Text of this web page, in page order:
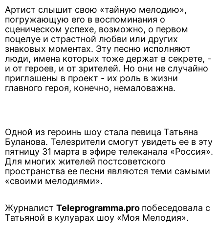
Артист слышит свою «тайную мелодию»,
погружающую его в воспоминания о
сценическом успехе, возможно, о первом
поцелуе и страстной любви или других
знаковых моментах. Эту песню исполняют
люди, имена которых тоже держат в секрете, -
и от героев, и от зрителей. Но они не случайно
приглашены в проект - их роль в жизни
главного героя, конечно, немаловажна.
Одной из героинь шоу стала певица Татьяна
Буланова. Телезрители смогут увидеть ее в эту
пятницу 31 марта в эфире телеканала «Россия».
Для многих жителей постсоветского
пространства ее песни являются теми самыми
«своими мелодиями».
Журналист Teleprogramma.pro побеседовала с
Татьяной в кулуарах шоу «Моя Мелодия».